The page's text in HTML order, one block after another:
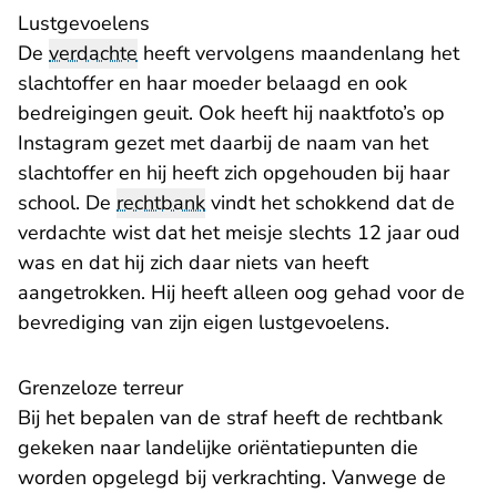
Lustgevoelens
De verdachte heeft vervolgens maandenlang het
slachtoffer en haar moeder belaagd en ook
bedreigingen geuit. Ook heeft hij naaktfoto’s op
Instagram gezet met daarbij de naam van het
slachtoffer en hij heeft zich opgehouden bij haar
school. De rechtbank vindt het schokkend dat de
verdachte wist dat het meisje slechts 12 jaar oud
was en dat hij zich daar niets van heeft
aangetrokken. Hij heeft alleen oog gehad voor de
bevrediging van zijn eigen lustgevoelens.
Grenzeloze terreur
Bij het bepalen van de straf heeft de rechtbank
gekeken naar landelijke oriëntatiepunten die
worden opgelegd bij verkrachting. Vanwege de